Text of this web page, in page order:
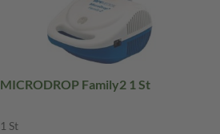
MICRODROP Family2 1 St
1 St